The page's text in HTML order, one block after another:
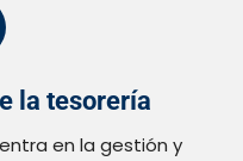
la tesorería
en la gestión y